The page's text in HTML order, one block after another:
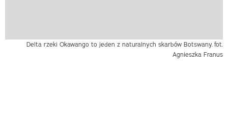
Delta rzeki Okawango to jeden z naturalnych skarbów Botswany. fot.
Agnieszka Franus